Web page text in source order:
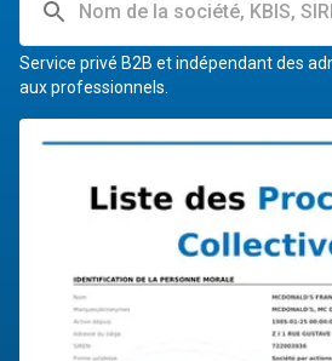
Service privé B2B et indépendant des
aux professionnels.